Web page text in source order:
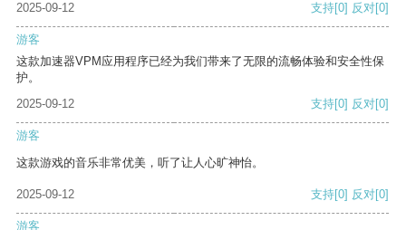
2025-09-12 支持[0] 反对[0]
游客
这款加速器VPM应用程序已经为我们带来了无限的流畅体验和安全性保
护。
2025-09-12
支持[0] 反对[0]
游客
这款游戏的音乐非常优美，听了让人心旷神怡。
2025-09-12 支持[0] 反对[0]
游客